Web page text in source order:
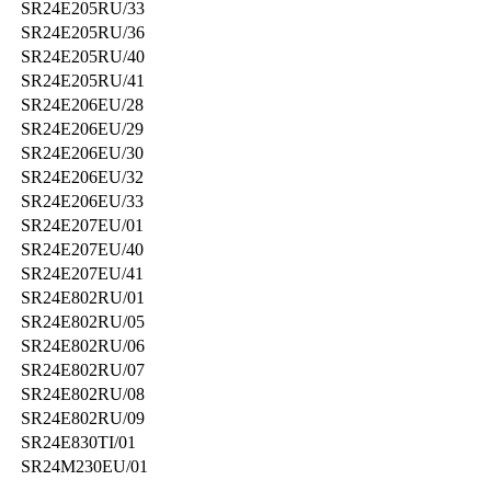
SR24E205RU/33
SR24E205RU/36
SR24E205RU/40
SR24E205RU/41
SR24E206EU/28
SR24E206EU/29
SR24E206EU/30
SR24E206EU/32
SR24E206EU/33
SR24E207EU/01
SR24E207EU/40
SR24E207EU/41
SR24E802RU/01
SR24E802RU/05
SR24E802RU/06
SR24E802RU/07
SR24E802RU/08
SR24E802RU/09
SR24E830TI/01
SR24M230EU/01